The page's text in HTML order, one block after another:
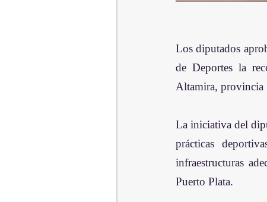
Los diputados
de Deportes la
Altamira, provincia
La iniciativa del
prácticas
infraestructuras
Puerto Plata.